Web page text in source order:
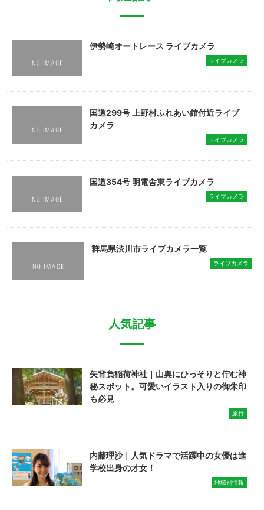
伊勢崎オートレース ライブカメラ
ライブカメラ
国道299号 上野村ふれあい館付近ライブ
カメラ
ライブカメラ
国道354号 明電舎東ライブカメラ
ライブカメラ
群馬県渋川市ライブカメラ一覧
ライブカメラ
人気記事
矢背負稲荷神社｜山奥にひっそりと佇む神
秘スポット。可愛いイラスト入りの御朱印
も必見
旅行
内藤理沙｜人気ドラマで活躍中の女優は進
学校出身の才女！
地域別情報